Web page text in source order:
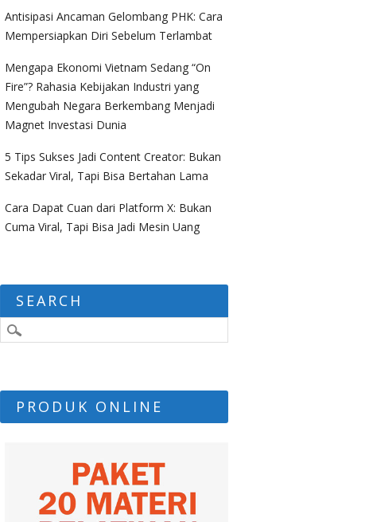
Antisipasi Ancaman Gelombang PHK: Cara
Mempersiapkan Diri Sebelum Terlambat
Mengapa Ekonomi Vietnam Sedang “On
Fire”? Rahasia Kebijakan Industri yang
Mengubah Negara Berkembang Menjadi
Magnet Investasi Dunia
5 Tips Sukses Jadi Content Creator: Bukan
Sekadar Viral, Tapi Bisa Bertahan Lama
Cara Dapat Cuan dari Platform X: Bukan
Cuma Viral, Tapi Bisa Jadi Mesin Uang
SEARCH
PRODUK ONLINE